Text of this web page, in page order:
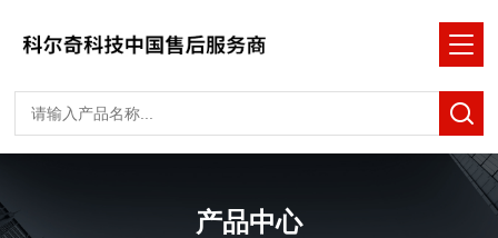
产品中心